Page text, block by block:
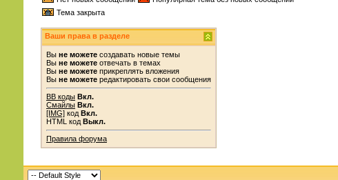
Тема закрыта
Ваши права в разделе
Вы не можетесоздавать новые темы
Вы не можетеотвечать в темах
Вы не можетеприкреплять вложения
Вы не можетередактировать свои сообщения
BB коды Вкл.
Смайлы Вкл.
[IMG]код Вкл.
HTML код Выкл.
Правила форума